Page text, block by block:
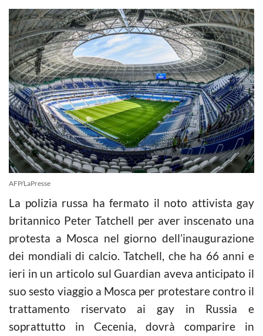
AFP/LaPresse
La polizia russa ha fermato il noto attivista gay
britannico Peter Tatchell per aver inscenato una
protesta a Mosca nel giorno dell’inaugurazione
dei mondiali di calcio. Tatchell, che ha 66 anni e
ieri in un articolo sul Guardian aveva anticipato il
suo sesto viaggio a Mosca per protestare contro il
trattamento riservato ai gay in Russia e
soprattutto in Cecenia, dovrà comparire in